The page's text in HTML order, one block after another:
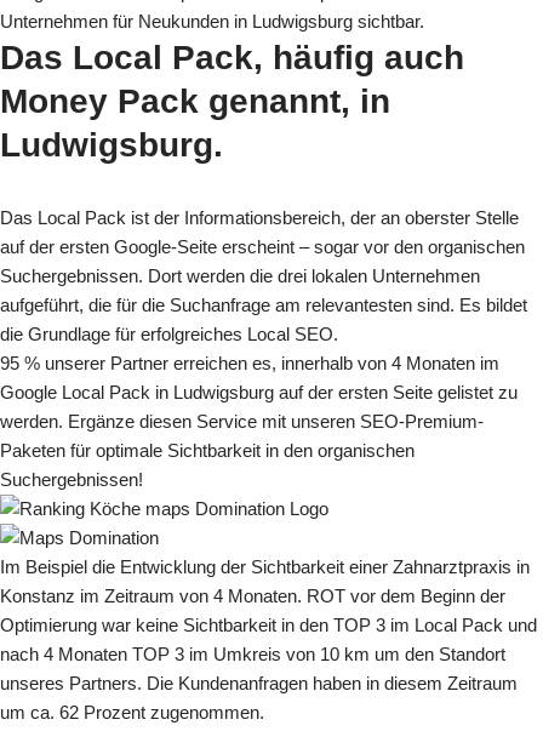
Unternehmen für Neukunden in Ludwigsburg sichtbar.
Das Local Pack, häufig auch
Money Pack genannt, in
Ludwigsburg.
Das Local Pack ist der Informationsbereich, der an oberster Stelle
auf der ersten Google-Seite erscheint – sogar vor den organischen
Suchergebnissen. Dort werden die drei lokalen Unternehmen
aufgeführt, die für die Suchanfrage am relevantesten sind. Es bildet
die Grundlage für erfolgreiches Local SEO.
95 % unserer Partner erreichen es, innerhalb von 4 Monaten im
Google Local Pack in Ludwigsburg auf der ersten Seite gelistet zu
werden. Ergänze diesen Service mit unseren SEO-Premium-
Paketen für optimale Sichtbarkeit in den organischen
Suchergebnissen!
Im Beispiel die Entwicklung der Sichtbarkeit einer Zahnarztpraxis in
Konstanz im Zeitraum von 4 Monaten. ROT vor dem Beginn der
Optimierung war keine Sichtbarkeit in den TOP 3 im Local Pack und
nach 4 Monaten TOP 3 im Umkreis von 10 km um den Standort
unseres Partners. Die Kundenanfragen haben in diesem Zeitraum
um ca. 62 Prozent zugenommen.